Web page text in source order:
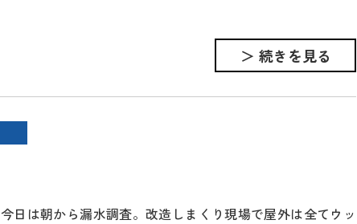
＞ 続きを見る
今日は朝から漏水調査。改造しまくり現場で屋外は全てウッ